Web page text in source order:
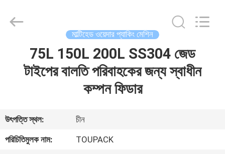
আমাদের
সম্পর্কে
মাল্টিহেড ওয়েদার প্যাকিং মেশিন
75L 150L 200L SS304 জেড
টাইপের বালতি পরিবাহকের জন্য স্বাধীন
কম্পন ফিডার
উৎপত্তি স্থল:
চীন
পরিচিতিমুলক নাম:
TOUPACK